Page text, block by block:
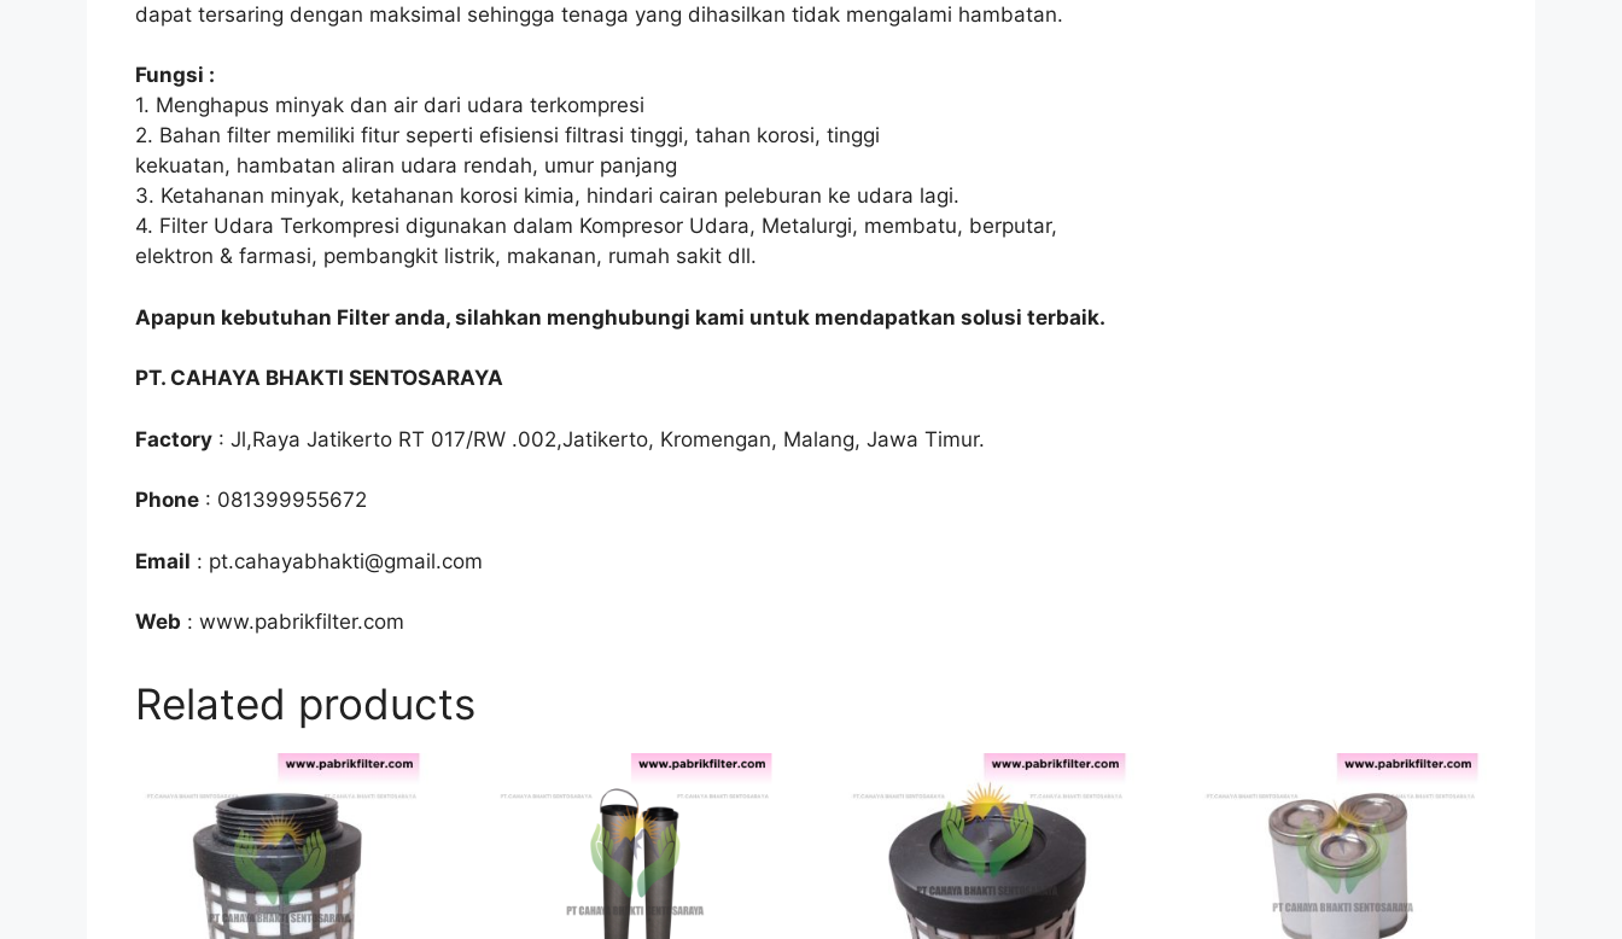
dapat tersaring dengan maksimal sehingga tenaga yang dihasilkan tidak mengalami hambatan.
Fungsi :
1. Menghapus minyak dan air dari udara terkompresi
2. Bahan filter memiliki fitur seperti efisiensi filtrasi tinggi, tahan korosi, tinggi
kekuatan, hambatan aliran udara rendah, umur panjang
3. Ketahanan minyak, ketahanan korosi kimia, hindari cairan peleburan ke udara lagi.
4. Filter Udara Terkompresi digunakan dalam Kompresor Udara, Metalurgi, membatu, berputar,
elektron & farmasi, pembangkit listrik, makanan, rumah sakit dll.
Apapun kebutuhan Filter anda, silahkan menghubungi kami untuk mendapatkan solusi terbaik.
PT. CAHAYA BHAKTI SENTOSARAYA
Factory : Jl,Raya Jatikerto RT 017/RW .002,Jatikerto, Kromengan, Malang, Jawa Timur.
Phone : 081399955672
Email : pt.cahayabhakti@gmail.com
Web : www.pabrikfilter.com
Related products